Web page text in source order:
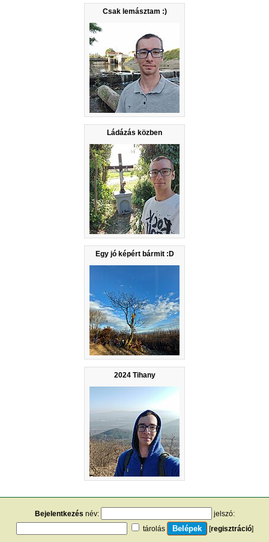
Csak lemásztam :)
Ládázás közben
Egy jó képért bármit :D
2024 Tihany
Bejelentkezés név:
jelszó:
tárolás
[regisztráció]